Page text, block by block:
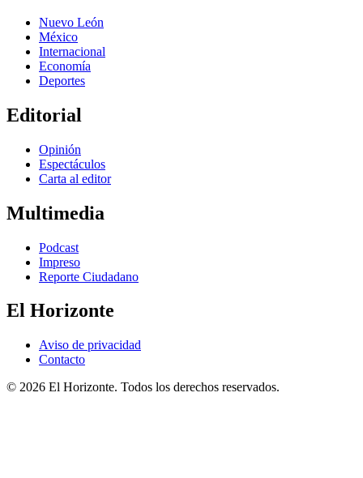
Nuevo León
México
Internacional
Economía
Deportes
Editorial
Opinión
Espectáculos
Carta al editor
Multimedia
Podcast
Impreso
Reporte Ciudadano
El Horizonte
Aviso de privacidad
Contacto
© 2026 El Horizonte. Todos los derechos reservados.